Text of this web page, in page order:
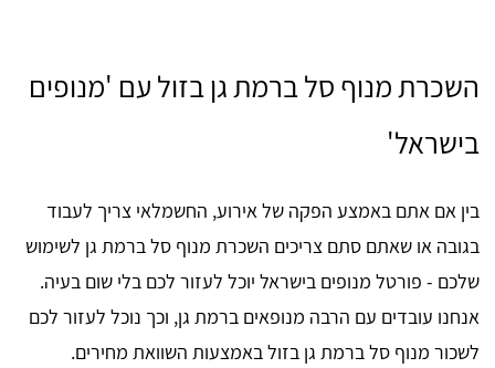
השכרת מנוף סל ברמת גן בזול עם 'מנופים
בישראל'
בין אם אתם באמצע הפקה של אירוע, החשמלאי צריך לעבוד
בגובה או שאתם סתם צריכים השכרת מנוף סל ברמת גן לשימוש
שלכם - פורטל מנופים בישראל יוכל לעזור לכם בלי שום בעיה.
אנחנו עובדים עם הרבה מנופאים ברמת גן, וכך נוכל לעזור לכם
לשכור מנוף סל ברמת גן בזול באמצעות השוואת מחירים.